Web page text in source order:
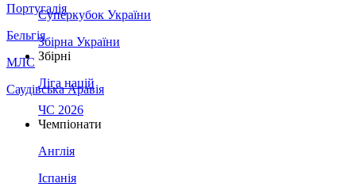
Португалія
Бельгія
МЛС
Саудівська Аравія
Суперкубок України
Збірна України
Збірні
Ліга націй
ЧС 2026
Чемпіонати
Англія
Іспанія